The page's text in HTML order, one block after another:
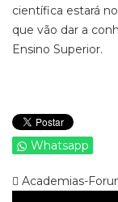
científica estará
que vão dar a
Ensino Superior.
Whatsapp
Academias-